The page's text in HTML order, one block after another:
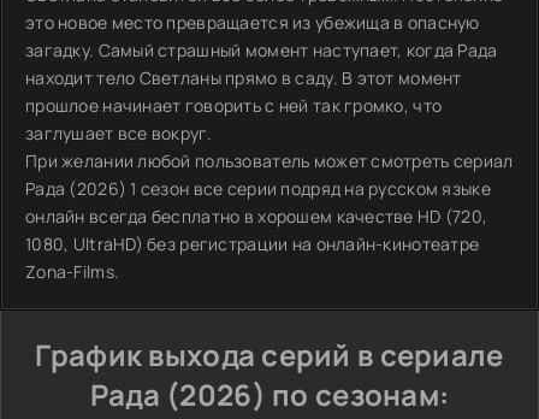
это новое место превращается из убежища в опасную
загадку. Самый страшный момент наступает, когда Рада
находит тело Светланы прямо в саду. В этот момент
прошлое начинает говорить с ней так громко, что
заглушает все вокруг.
При желании любой пользователь может смотреть сериал
Рада (2026) 1 сезон все серии подряд на русском языке
онлайн всегда бесплатно в хорошем качестве HD (720,
1080, UltraHD) без регистрации на онлайн-кинотеатре
Zona-Films.
График выхода серий в сериале
Рада (2026) по сезонам: